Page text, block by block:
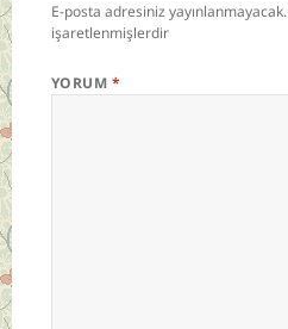
E-posta adresiniz yayınlanmayacak.
işaretlenmişlerdir
YORUM *